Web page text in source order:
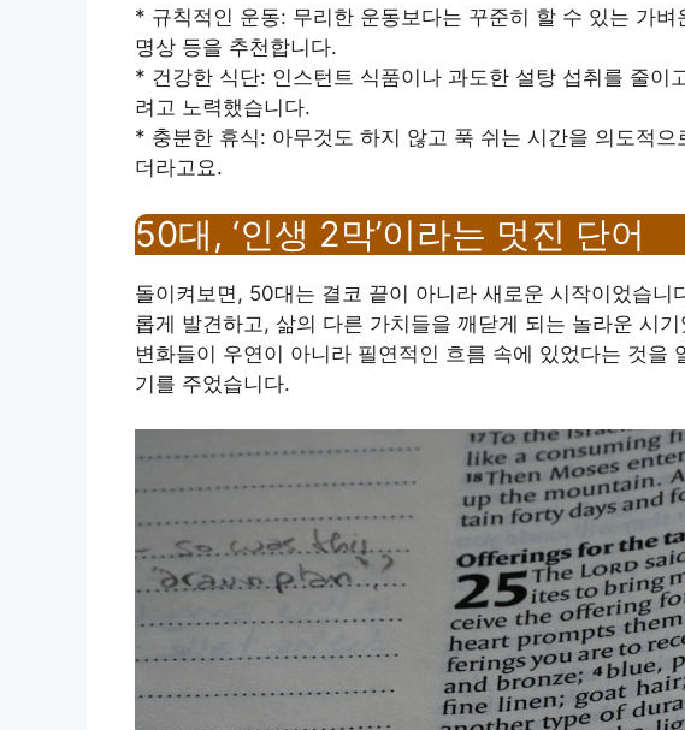
* 규칙적인 운동: 무리한 운동보다는 꾸준히 할 수 있는 가
명상 등을 추천합니다.
* 건강한 식단: 인스턴트 식품이나 과도한 설탕 섭취를 줄이
려고 노력했습니다.
* 충분한 휴식: 아무것도 하지 않고 푹 쉬는 시간을 의도적
더라고요.
50대, ‘인생 2막’이라는 멋진 단어
돌이켜보면, 50대는 결코 끝이 아니라 새로운 시작이었습니
롭게 발견하고, 삶의 다른 가치들을 깨닫게 되는 놀라운 시
변화들이 우연이 아니라 필연적인 흐름 속에 있었다는 것을
기를 주었습니다.